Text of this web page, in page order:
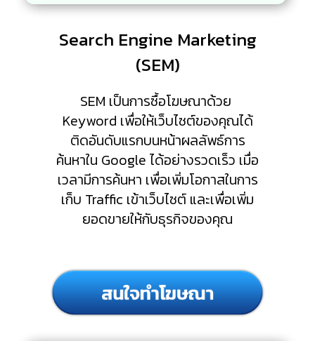
Search Engine Marketing
(SEM)
SEM เป็นการซื้อโฆษณาด้วย
Keyword เพื่อให้เว็บไซต์ของคุณได้
ติดอันดับแรกบนหน้าผลลัพธ์การ
ค้นหาใน Google ได้อย่างรวดเร็ว เมื่อ
เวลามีการค้นหา เพื่อเพิ่มโอกาสในการ
เก็บ Traffic เข้าเว็บไซต์ และเพื่อเพิ่ม
ยอดขายให้กับธุรกิจของคุณ